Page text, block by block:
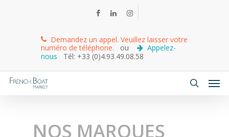
Demandez un appel. Veuillez laisser votre
numéro de téléphone. ou
Appelez-
nous
Tél: +33 (0)4.93.49.08.58
NOS MARQUES